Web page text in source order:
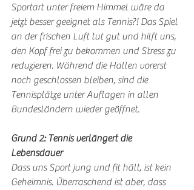
Sportart unter freiem Himmel wäre da
jetzt besser geeignet als Tennis?! Das Spiel
an der frischen Luft tut gut und hilft uns,
den Kopf frei zu bekommen und Stress zu
reduzieren. Während die Hallen vorerst
noch geschlossen bleiben, sind die
Tennisplätze unter Auflagen in allen
Bundesländern wieder geöffnet.
Grund 2: Tennis verlängert die
Lebensdauer
Dass uns Sport jung und fit hält, ist kein
Geheimnis. Überraschend ist aber, dass